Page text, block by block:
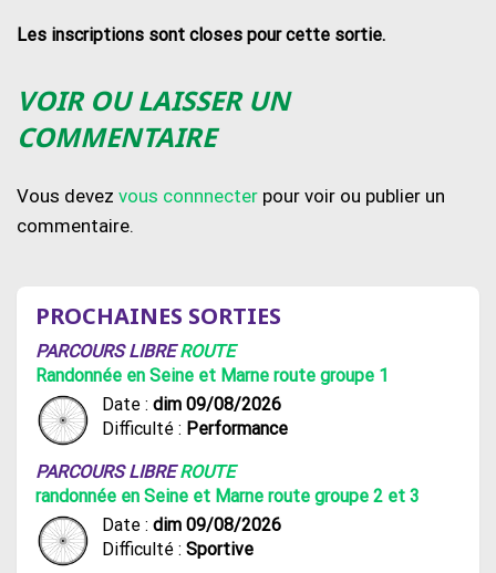
Les inscriptions sont closes pour cette sortie.
VOIR OU LAISSER UN
COMMENTAIRE
Vous devez vous connnecter pour voir ou publier un
commentaire.
PROCHAINES SORTIES
PARCOURS LIBREROUTE
Randonnée en Seine et Marne route groupe 1
Date : dim 09/08/2026
Difficulté : Performance
PARCOURS LIBREROUTE
randonnée en Seine et Marne route groupe 2 et 3
Date : dim 09/08/2026
Difficulté : Sportive